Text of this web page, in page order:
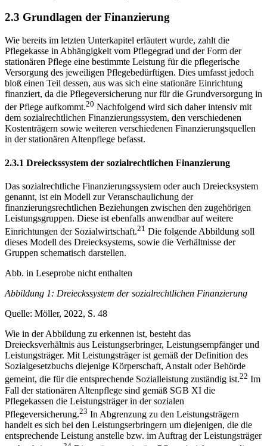
2.3 Grundlagen der Finanzierung
Wie bereits im letzten Unterkapitel erläutert wurde, zahlt die
Pflegekasse in Abhängigkeit vom Pflegegrad und der Form der
stationären Pflege eine bestimmte Leistung für die pflegerische
Versorgung des jeweiligen Pflegebedürftigen. Dies umfasst jedoch
bloß einen Teil dessen, aus was sich eine stationäre Einrichtung
finanziert, da die Pflegeversicherung nur für die Grundversorgung in
der Pflege aufkommt.20 Nachfolgend wird sich daher intensiv mit
dem sozialrechtlichen Finanzierungssystem, den verschiedenen
Kostenträgern sowie weiteren verschiedenen Finanzierungsquellen
in der stationären Altenpflege befasst.
2.3.1 Dreieckssystem der sozialrechtlichen Finanzierung
Das sozialrechtliche Finanzierungssystem oder auch Dreiecksystem
genannt, ist ein Modell zur Veranschaulichung der
finanzierungsrechtlichen Beziehungen zwischen den zugehörigen
Leistungsgruppen. Diese ist ebenfalls anwendbar auf weitere
Einrichtungen der Sozialwirtschaft.21 Die folgende Abbildung soll
dieses Modell des Dreiecksystems, sowie die Verhältnisse der
Gruppen schematisch darstellen.
Abb. in Leseprobe nicht enthalten
Abbildung 1: Dreieckssystem der sozialrechtlichen Finanzierung
Quelle: Möller, 2022, S. 48
Wie in der Abbildung zu erkennen ist, besteht das
Dreiecksverhältnis aus Leistungserbringer, Leistungsempfänger und
Leistungsträger. Mit Leistungsträger ist gemäß der Definition des
Sozialgesetzbuchs diejenige Körperschaft, Anstalt oder Behörde
gemeint, die für die entsprechende Sozialleistung zuständig ist.22 Im
Fall der stationären Altenpflege sind gemäß SGB XI die
Pflegekassen die Leistungsträger in der sozialen
Pflegeversicherung.23 In Abgrenzung zu den Leistungsträgern
handelt es sich bei den Leistungserbringern um diejenigen, die die
entsprechende Leistung anstelle bzw. im Auftrag der Leistungsträger